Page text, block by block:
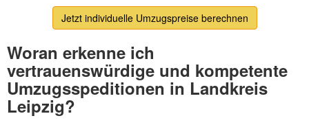
Jetzt individuelle Umzugspreise berechnen
Woran erkenne ich
vertrauenswürdige und kompetente
Umzugsspeditionen in Landkreis
Leipzig?